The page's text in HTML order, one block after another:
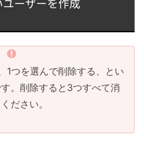
1つを選んで削除する、とい
。削除すると3つすべて消
ださい。